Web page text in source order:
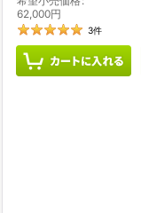
62,000円
3件